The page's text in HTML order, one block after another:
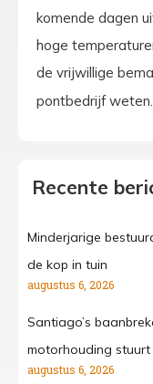
komende dagen
hoge
de vrijwillige
pontbedrijf weten.
Recente
Minderjarige
de kop in tuin
augustus 6, 2026
Santiago’s
motorhouding
augustus 6, 2026